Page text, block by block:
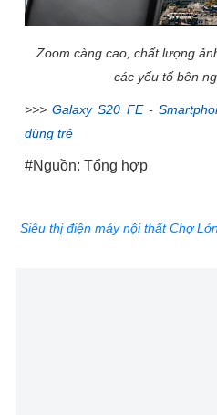
Zoom càng cao, chất lượng
các yếu tố bên
>>> Galaxy S20 FE -
dùng trẻ
#Nguồn: Tổng hợp
Siêu thị điện máy nội thất Chợ